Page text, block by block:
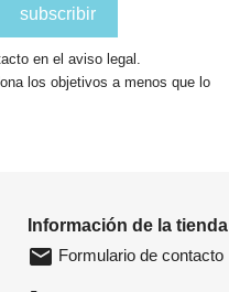
en el aviso legal.
los objetivos a menos que lo
Información de la tienda
email Formulario de contacto